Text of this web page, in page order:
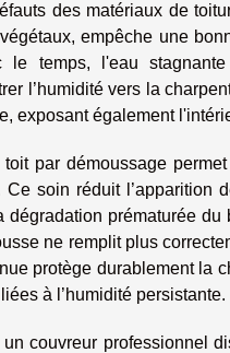
des matériaux de
empêche une
le temps, l'eau
l’humidité vers la
exposant également
toit par démoussage
soin réduit l’apparition
dégradation prématurée
ne remplit plus
protège durablement la
à l’humidité persistante.
un couvreur professionnel